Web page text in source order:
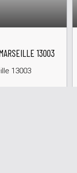
13003
13003